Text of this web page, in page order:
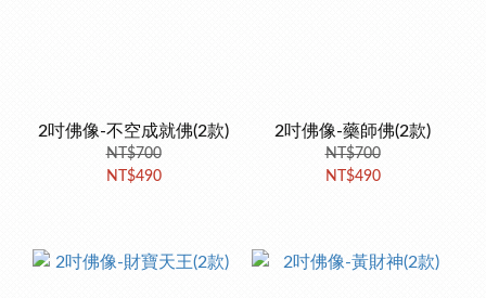
2吋佛像-不空成就佛(2款)
NT$700
NT$490
2吋佛像-藥師佛(2款)
NT$700
NT$490